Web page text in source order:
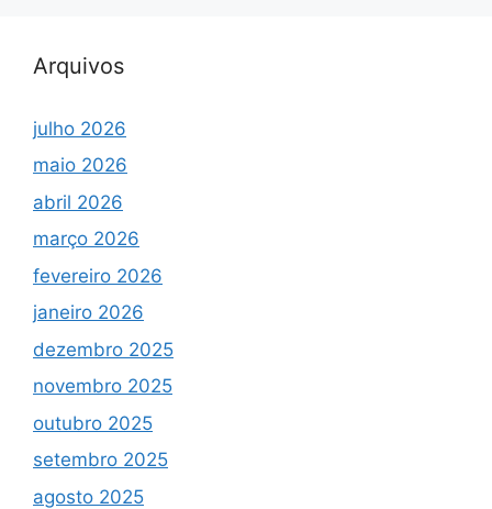
Arquivos
julho 2026
maio 2026
abril 2026
março 2026
fevereiro 2026
janeiro 2026
dezembro 2025
novembro 2025
outubro 2025
setembro 2025
agosto 2025